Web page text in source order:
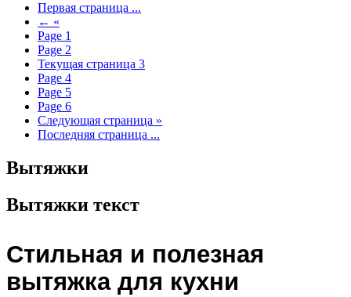
Первая страница ...
← «
Page 1
Page 2
Текущая страница 3
Page 4
Page 5
Page 6
Следующая страница »
Последняя страница ...
Вытяжки
Вытяжки текст
Стильная и полезная
вытяжка для кухни